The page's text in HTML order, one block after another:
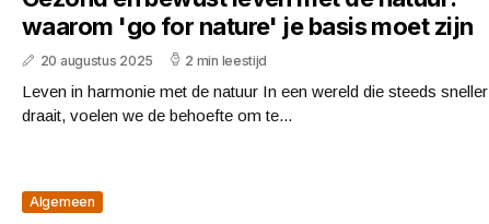
waarom 'go for nature' je basis moet zijn
20 augustus 2025 2 min leestijd
Leven in harmonie met de natuur In een wereld die steeds sneller
draait, voelen we de behoefte om te...
Algemeen